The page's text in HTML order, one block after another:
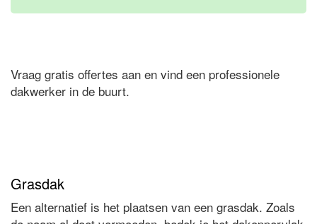
Vraag gratis offertes aan en vind een professionele
dakwerker in de buurt.
Grasdak
Een alternatief is het plaatsen van een grasdak. Zoals